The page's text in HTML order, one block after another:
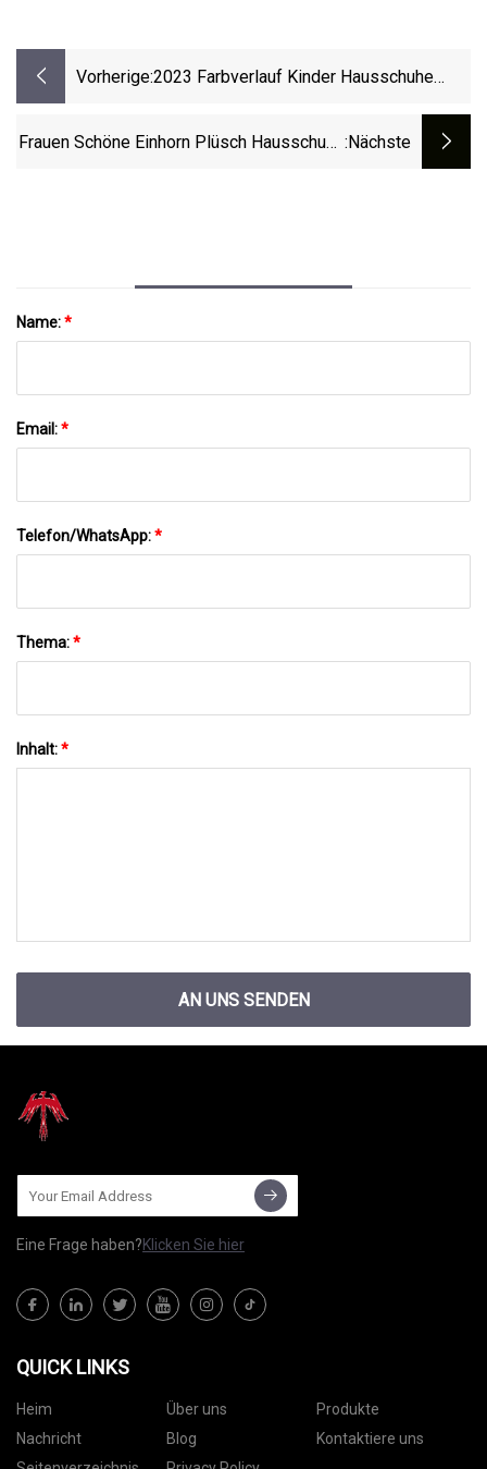
Vorherige:2023 Farbverlauf Kinder Hausschuhe
Hausschuhe
Frauen Schöne Einhorn Plüsch Hausschuhe :nächste
Name:*
Email:*
Telefon/WhatsApp:*
Thema:*
Inhalt:*
AN UNS SENDEN
Eine Frage haben?Klicken Sie hier
QUICK LINKS
Heim Über uns
Produkte
Nachricht
Blog
Kontaktiere uns